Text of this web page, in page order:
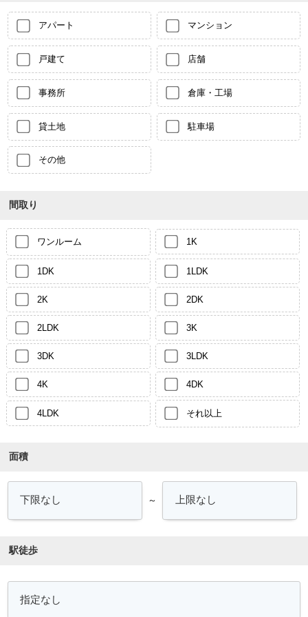
アパート マンション
戸建て 店舗
事務所 倉庫・工場
貸土地 駐車場
その他
間取り
ワンルーム 1K
1DK 1LDK
2K 2DK
2LDK 3K
3DK 3LDK
4K 4DK
4LDK それ以上
面積
～
駅徒歩